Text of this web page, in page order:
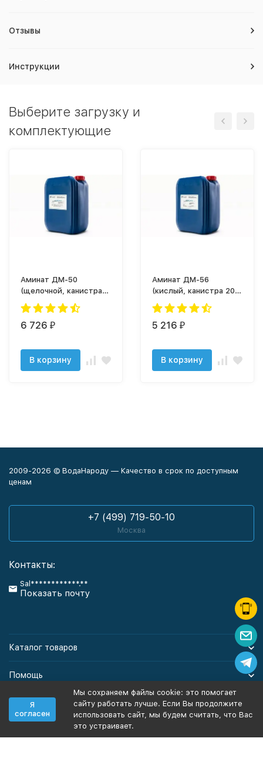
Отзывы
Инструкции
Выберите загрузку и
комплектующие
Аминат ДМ-50
(щелочной, канистра
20 кг)
6 726 ₽
В корзину
Аминат ДМ-56
(кислый, канистра 20
кг)
5 216 ₽
В корзину
2009-2026 © ВодаНароду — Качество в срок по доступным
ценам
+7 (499) 719-50-10
Москва
Контакты:
Sal************.**
Показать почту
Каталог товаров
Помощь
Информация
Политика персональных данных Карта сайта
Я
согласен
Мы сохраняем файлы cookie: это помогает
сайту работать лучше. Если Вы продолжите
использовать сайт, мы будем считать, что Вас
это устраивает.